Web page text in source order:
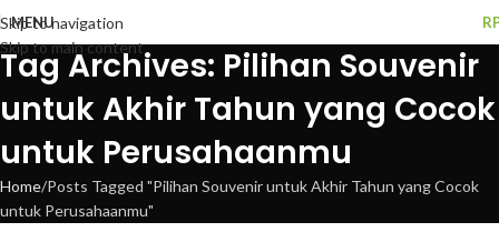
Skip to navigation
Skip to main content
MENU
Tag Archives: Pilihan Souvenir
untuk Akhir Tahun yang Cocok
untuk Perusahaanmu
Home Posts Tagged "Pilihan Souvenir untuk Akhir Tahun yang Cocok
untuk Perusahaanmu"